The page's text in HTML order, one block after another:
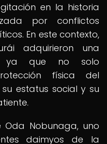
en la historia
por conflictos
En este contexto,
adquirieron una
ya que no solo
física del
estatus social y su
Nobunaga, uno
daimyos de la